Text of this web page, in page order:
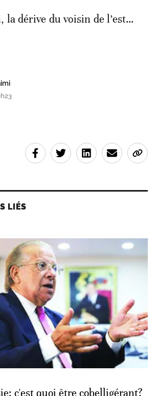
la dérive du voisin de l’est…
LIÉS
c'est quoi être cobelligérant?